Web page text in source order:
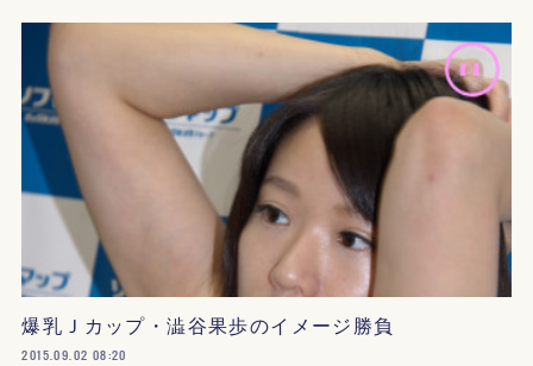
爆乳Ｊカップ・澁谷果歩のイメージ勝負
2015.09.02 08:20